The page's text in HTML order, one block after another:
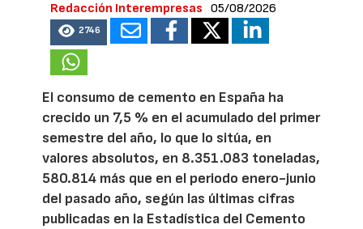
Redacción Interempresas 05/08/2026
2746
El consumo de cemento en España ha
crecido un 7,5 % en el acumulado del primer
semestre del año, lo que lo sitúa, en
valores absolutos, en 8.351.083 toneladas,
580.814 más que en el periodo enero-junio
del pasado año, según las últimas cifras
publicadas en la Estadística del Cemento